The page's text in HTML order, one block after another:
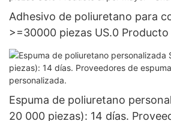
Adhesivo de poliuretano para
>=30000 piezas US.0
Shuode
Espuma de poliuretano
20 000 piezas): 14 días.